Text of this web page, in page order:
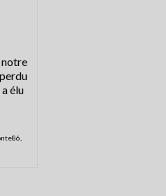
notre
élu